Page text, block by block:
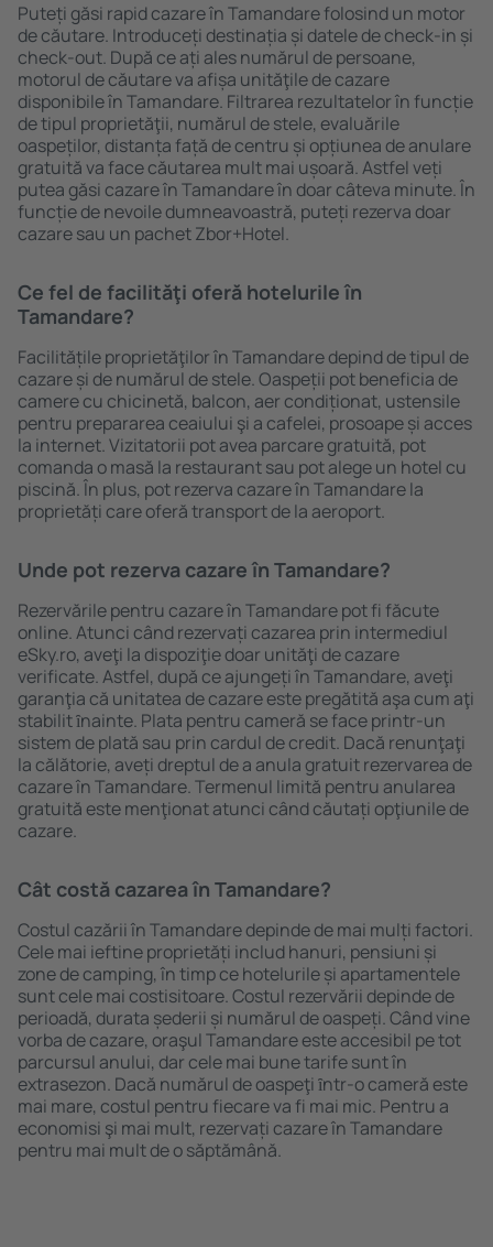
Puteți găsi rapid cazare în Tamandare folosind un motor
de căutare. Introduceți destinația și datele de check-in și
check-out. După ce ați ales numărul de persoane,
motorul de căutare va afișa unităţile de cazare
disponibile în Tamandare. Filtrarea rezultatelor în funcție
de tipul proprietăţii, numărul de stele, evaluările
oaspeților, distanța față de centru și opțiunea de anulare
gratuită va face căutarea mult mai ușoară. Astfel veți
putea găsi cazare în Tamandare în doar câteva minute. În
funcție de nevoile dumneavoastră, puteți rezerva doar
cazare sau un pachet Zbor+Hotel.
Ce fel de facilităţi oferă hotelurile în
Tamandare?
Facilitățile proprietăţilor în Tamandare depind de tipul de
cazare și de numărul de stele. Oaspeții pot beneficia de
camere cu chicinetă, balcon, aer condiționat, ustensile
pentru prepararea ceaiului şi a cafelei, prosoape și acces
la internet. Vizitatorii pot avea parcare gratuită, pot
comanda o masă la restaurant sau pot alege un hotel cu
piscină. În plus, pot rezerva cazare în Tamandare la
proprietăți care oferă transport de la aeroport.
Unde pot rezerva cazare în Tamandare?
Rezervările pentru cazare în Tamandare pot fi făcute
online. Atunci când rezervați cazarea prin intermediul
eSky.ro, aveţi la dispoziţie doar unităţi de cazare
verificate. Astfel, după ce ajungeți în Tamandare, aveţi
garanţia că unitatea de cazare este pregătită aşa cum aţi
stabilit ȋnainte. Plata pentru cameră se face printr-un
sistem de plată sau prin cardul de credit. Dacă renunţaţi
la călătorie, aveți dreptul de a anula gratuit rezervarea de
cazare în Tamandare. Termenul limită pentru anularea
gratuită este menţionat atunci când căutați opţiunile de
cazare.
Cât costă cazarea în Tamandare?
Costul cazării în Tamandare depinde de mai mulți factori.
Cele mai ieftine proprietăți includ hanuri, pensiuni și
zone de camping, în timp ce hotelurile și apartamentele
sunt cele mai costisitoare. Costul rezervării depinde de
perioadă, durata șederii și numărul de oaspeți. Când vine
vorba de cazare, oraşul Tamandare este accesibil pe tot
parcursul anului, dar cele mai bune tarife sunt în
extrasezon. Dacă numărul de oaspeţi ȋntr-o cameră este
mai mare, costul pentru fiecare va fi mai mic. Pentru a
economisi şi mai mult, rezervați cazare în Tamandare
pentru mai mult de o săptămână.